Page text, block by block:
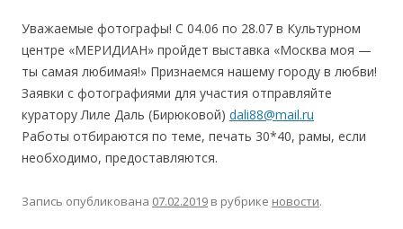
Уважаемые фотографы! С 04.06 по 28.07 в Культурном
центре «МЕРИДИАН» пройдет выставка «Москва моя —
ты самая любимая!» Признаемся нашему городу в любви!
Заявки с фотографиями для участия отправляйте
куратору Лиле Даль (Бирюковой) dali88@mail.ru
Работы отбираются по теме, печать 30*40, рамы, если
необходимо, предоставляются.
Запись опубликована 07.02.2019 в рубрике новости.